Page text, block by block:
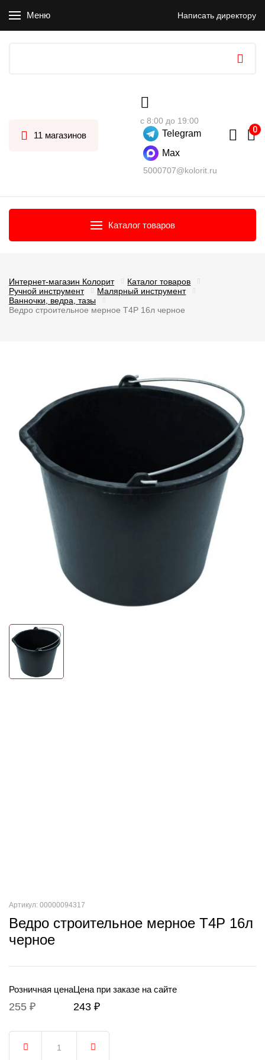
Меню Написать директору
11 магазинов
с 8:00 до 19:00
Telegram
Max
5000707@kolorit.ru
Каталог товаров
Интернет-магазин Колорит
Каталог товаров
Ручной инструмент
Малярный инструмент
Ванночки, ведра, тазы
Ведро строительное мерное T4P 16л черное
Артикул: 00000094317
Ведро строительное мерное T4P 16л
черное
Розничная цена
255 ₽
Цена при заказе на сайте
243 ₽